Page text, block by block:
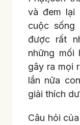
và đem lại
cuộc sống
được rất
những mối
gây ra mọi
lần nữa
giải thích
Câu hỏi